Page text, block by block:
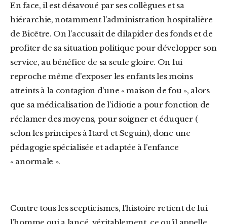
En face, il est désavoué par ses collègues et sa
hiérarchie, notamment l’administration hospitalière
de Bicêtre. On l’accusait de dilapider des fonds et de
profiter de sa situation politique pour développer son
service, au bénéfice de sa seule gloire. On lui
reproche même d’exposer les enfants les moins
atteints à la contagion d’une « maison de fou », alors
que sa médicalisation de l’idiotie a pour fonction de
réclamer des moyens, pour soigner et éduquer (
selon les principes à Itard et Seguin), donc une
pédagogie spécialisée et adaptée à l’enfance
« anormale ».
Contre tous les scepticismes, l’histoire retient de lui